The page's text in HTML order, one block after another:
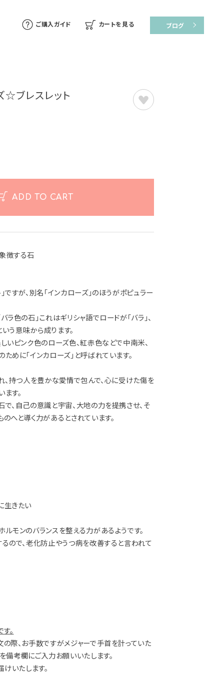
ご購入ガイド カートを見る ブログ
☆ブレスレット
ADD TO CART
徴する石
ですが、別名「インカローズ」のほうがポピュラー
色の石」これはギリシャ語でロードが「バラ」、
いう意味から成ります。
いピンク色のローズ色、紅赤色などで中南米、
めに「インカローズ」と呼ばれています。
、持つ人を豊かな愛情で包んで、心に受けた傷を
す。
、自己の意識と宇宙、大地の力を提携させ、そ
へと導く力があるとされています。
生きたい
モンのバランスを整える力があるようです。
ので、老化防止やうつ病を改善すると言われて
。
際、お手数ですがメジャーで手首を計っていた
備考欄にご入力お願いいたします。
いたします。